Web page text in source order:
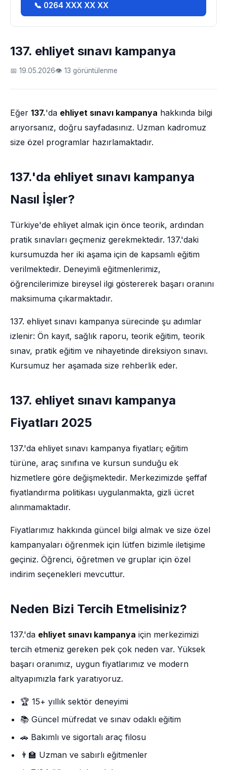
137. ehliyet sınavı kampanya
📅 19.05.2026👁 13 görüntülenme
Eğer 137.'da ehliyet sınavı kampanya hakkında bilgi
arıyorsanız, doğru sayfadasınız. Uzman kadromuz
size özel programlar hazırlamaktadır.
137.'da ehliyet sınavı kampanya
Nasıl İşler?
Türkiye'de ehliyet almak için önce teorik, ardından
pratik sınavları geçmeniz gerekmektedir. 137.'daki
kursumuzda her iki aşama için de kapsamlı eğitim
verilmektedir. Deneyimli eğitmenlerimiz,
öğrencilerimize bireysel ilgi göstererek başarı oranını
maksimuma çıkarmaktadır.
137. ehliyet sınavı kampanya sürecinde şu adımlar
izlenir: Ön kayıt, sağlık raporu, teorik eğitim, teorik
sınav, pratik eğitim ve nihayetinde direksiyon sınavı.
Kursumuz her aşamada size rehberlik eder.
137. ehliyet sınavı kampanya
Fiyatları 2025
137.'da ehliyet sınavı kampanya fiyatları; eğitim
türüne, araç sınıfına ve kursun sunduğu ek
hizmetlere göre değişmektedir. Merkezimizde şeffaf
fiyatlandırma politikası uygulanmakta, gizli ücret
alınmamaktadır.
Fiyatlarımız hakkında güncel bilgi almak ve size özel
kampanyaları öğrenmek için lütfen bizimle iletişime
geçiniz. Öğrenci, öğretmen ve gruplar için özel
indirim seçenekleri mevcuttur.
Neden Bizi Tercih Etmelisiniz?
137.'da ehliyet sınavı kampanya için merkezimizi
tercih etmeniz gereken pek çok neden var. Yüksek
başarı oranımız, uygun fiyatlarımız ve modern
altyapımızla fark yaratıyoruz.
🏆 15+ yıllık sektör deneyimi
📚 Güncel müfredat ve sınav odaklı eğitim
🚗 Bakımlı ve sigortalı araç filosu
👨‍🏫 Uzman ve sabırlı eğitmenler
📞 0264 XXX XX XX